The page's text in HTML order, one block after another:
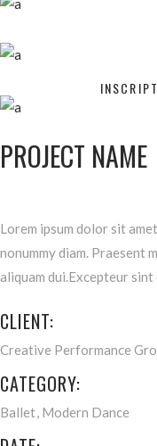
PROJECT NAME
Lorem ipsum dolor sit
nonummy diam. Praesent
aliquam dui.Excepteur
CLIENT:
Creative Performance
CATEGORY:
Ballet Modern Dance